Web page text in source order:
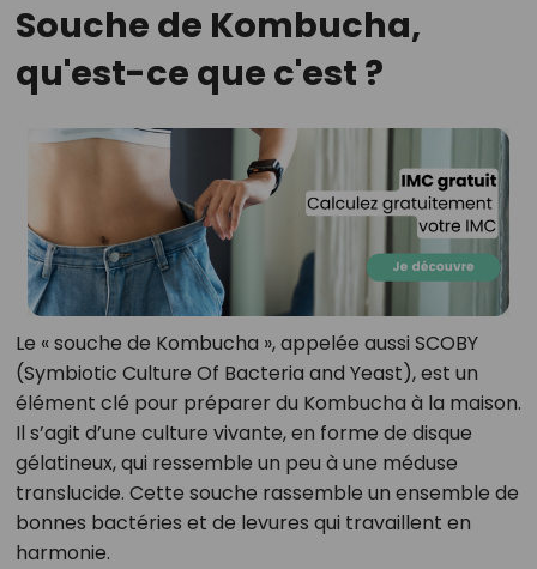
Souche de Kombucha,
qu'est-ce que c'est ?
Le « souche de Kombucha », appelée aussi SCOBY
(Symbiotic Culture Of Bacteria and Yeast), est un
élément clé pour préparer du Kombucha à la maison.
Il s’agit d’une culture vivante, en forme de disque
gélatineux, qui ressemble un peu à une méduse
translucide. Cette souche rassemble un ensemble de
bonnes bactéries et de levures qui travaillent en
harmonie.